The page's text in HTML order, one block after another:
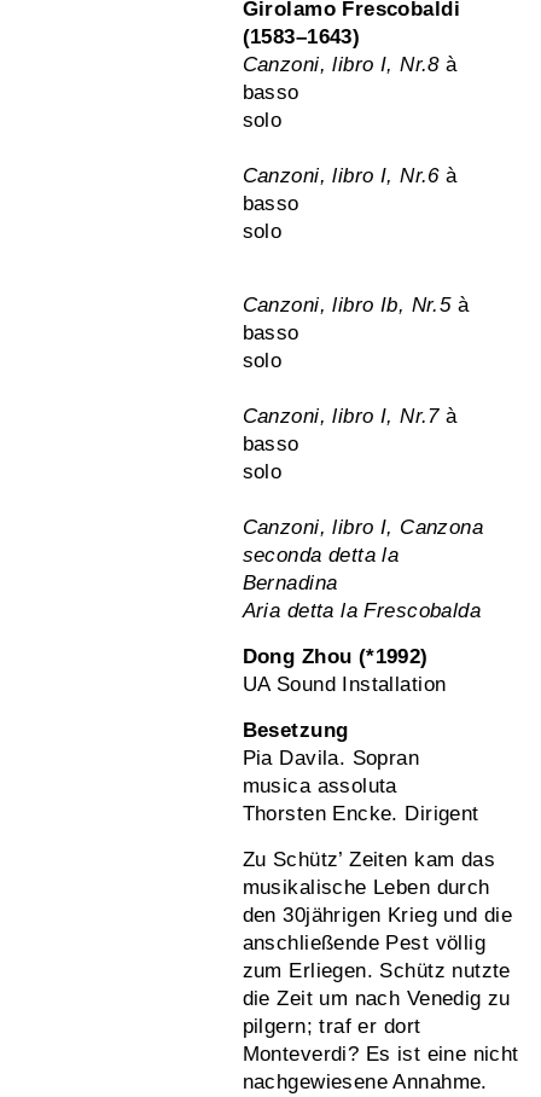
Girolamo Frescobaldi
(1583–1643)
Canzoni, libro I, Nr.8à
basso
solo
Canzoni, libro I, Nr.6à
basso
solo
Canzoni, libro Ib, Nr.5à
basso
solo
Canzoni, libro I, Nr.7à
basso
solo
Canzoni, libro I, Canzona
seconda detta la
Bernadina
Aria detta la Frescobalda
Dong Zhou (*1992)
UA Sound Installation
Besetzung
Pia Davila. Sopran
musica assoluta
Thorsten Encke. Dirigent
Zu Schütz’ Zeiten kam das
musikalische Leben durch
den 30jährigen Krieg und die
anschließende Pest völlig
zum Erliegen. Schütz nutzte
die Zeit um nach Venedig zu
pilgern; traf er dort
Monteverdi? Es ist eine nicht
nachgewiesene Annahme.